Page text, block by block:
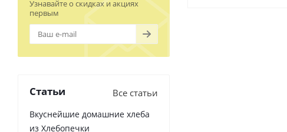
Узнавайте о скидках и акциях
первым
Статьи Все статьи
Вкуснейшие домашние хлеба
из Хлебопечки